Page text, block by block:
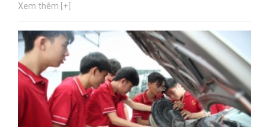
Xem thêm [+]